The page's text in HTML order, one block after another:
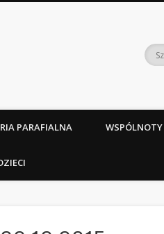
PARAFIALNA WSPÓLNOTY